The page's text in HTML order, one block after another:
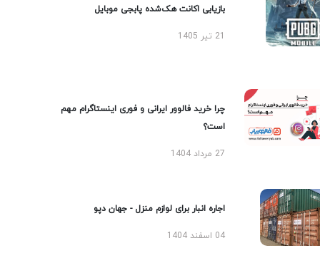
بازیابی اکانت هک‌شده پابجی موبایل
چرا خرید فالوور ایرانی و فوری اینستاگرام مهم
است؟
27 مرداد 1404
اجاره انبار برای لوازم منزل - جهان دپو
04 اسفند 1404